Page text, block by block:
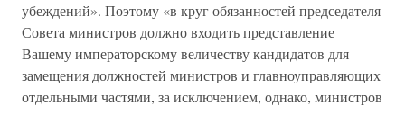
убеждений». Поэтому «в круг обязанностей председателя
Совета министров должно входить представление
Вашему императорскому величеству кандидатов для
замещения должностей министров и главноуправляющих
отдельными частями, за исключением, однако, министров